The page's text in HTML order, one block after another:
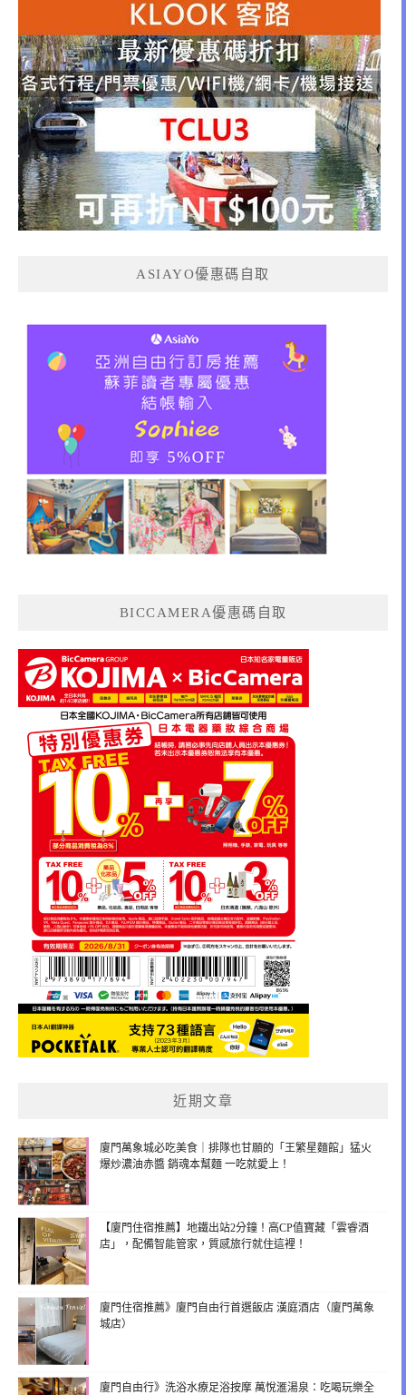
ASIAYO優惠碼自取
BICCAMERA優惠碼自取
近期文章
廈門萬象城必吃美食｜排隊也甘願的「王繁星麵館」猛火
爆炒濃油赤醬 銷魂本幫麵 一吃就愛上！
【廈門住宿推薦】地鐵出站2分鐘！高CP值寶藏「雲睿酒
店」，配備智能管家，質感旅行就住這裡！
廈門住宿推薦》廈門自由行首選飯店 漢庭酒店（廈門萬象
城店）
廈門自由行》洗浴水療足浴按摩 萬悅滙湯泉：吃喝玩樂全